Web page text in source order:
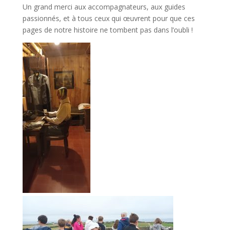
Un grand merci aux accompagnateurs, aux guides
passionnés, et à tous ceux qui œuvrent pour que ces
pages de notre histoire ne tombent pas dans l’oubli !